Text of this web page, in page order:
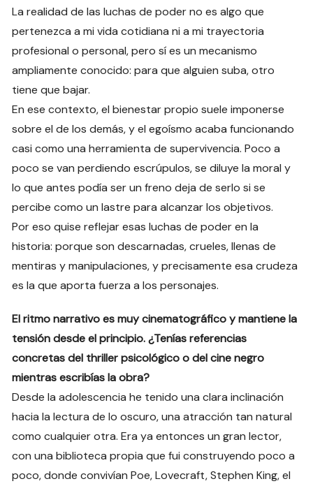
La realidad de las luchas de poder no es algo que
pertenezca a mi vida cotidiana ni a mi trayectoria
profesional o personal, pero sí es un mecanismo
ampliamente conocido: para que alguien suba, otro
tiene que bajar.
En ese contexto, el bienestar propio suele imponerse
sobre el de los demás, y el egoísmo acaba funcionando
casi como una herramienta de supervivencia. Poco a
poco se van perdiendo escrúpulos, se diluye la moral y
lo que antes podía ser un freno deja de serlo si se
percibe como un lastre para alcanzar los objetivos.
Por eso quise reflejar esas luchas de poder en la
historia: porque son descarnadas, crueles, llenas de
mentiras y manipulaciones, y precisamente esa crudeza
es la que aporta fuerza a los personajes.
El ritmo narrativo es muy cinematográfico y mantiene la
tensión desde el principio. ¿Tenías referencias
concretas del thriller psicológico o del cine negro
mientras escribías la obra?
Desde la adolescencia he tenido una clara inclinación
hacia la lectura de lo oscuro, una atracción tan natural
como cualquier otra. Era ya entonces un gran lector,
con una biblioteca propia que fui construyendo poco a
poco, donde convivían Poe, Lovecraft, Stephen King, el